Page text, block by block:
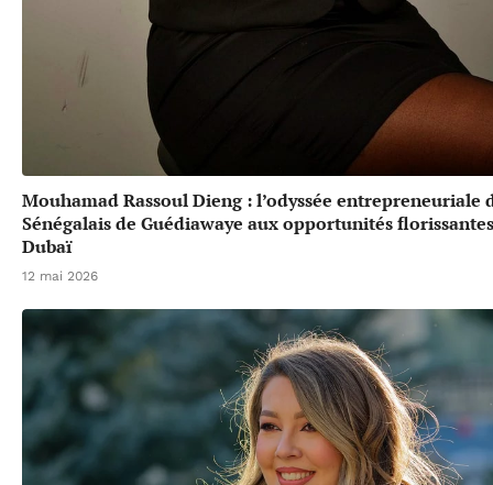
Mouhamad Rassoul Dieng : l’odyssée entrepreneuriale
Sénégalais de Guédiawaye aux opportunités
Dubaï
12 mai 2026